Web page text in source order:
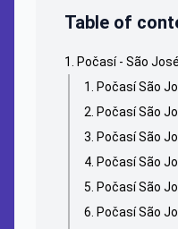
Table of
Počasí - São
Počasí São
Počasí São
Počasí São
Počasí São
Počasí São
Počasí São